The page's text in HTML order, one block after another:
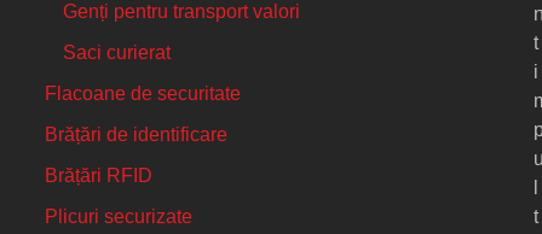
Genți pentru transport valori
Saci curierat
Flacoane de securitate
Brățări de identificare
Brățări RFID
Plicuri securizate
t
i
t